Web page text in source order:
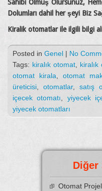
Sahibi Olmuş Olursunuz,
Dolumları dahil her şeyi Biz
Kiralik otomatlar ile ilgili bilgi
Posted in Genel | No
Tags: kiralık otomat, kiralık
otomat kirala, otomat
üreticisi, otomatlar, satış
içecek otomatı, yiyecek
yiyecek otomatları
Diğer
Otomat